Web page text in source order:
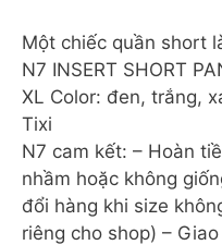
Một chiếc quần short
N7 INSERT SHORT
XL Color: đen, trắng,
Tixi
N7 cam kết: – Hoàn
nhầm hoặc không
đổi hàng khi size
riêng cho shop) –